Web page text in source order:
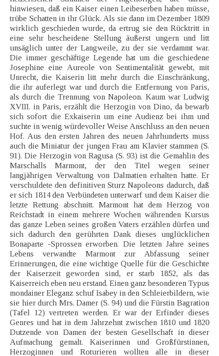
hinwiesen, daß ein Kaiser einen Leibeserben haben müsse,
trübe Schatten in ihr Glück. Als sie dann im Dezember 1809
wirklich geschieden wurde, da ertrug sie den Rücktritt in
eine sehr bescheidene Stellung äußerst ungern und litt
unsäglich unter der Langweile, zu der sie verdammt war.
Die immer geschäftige Legende hat um die geschiedene
Josephine eine Aureole von Sentimentalität gewebt, mit
Unrecht, die Kaiserin litt mehr durch die Einschränkung,
die ihr auferlegt war und durch die Entfernung von Paris,
als durch die Trennung von Napoleon. Kaum war Ludwig
XVIII. in Paris, erzählt die Herzogin von Dino, da bewarb
sich sofort die Exkaiserin um eine Audienz bei ihm und
suchte in wenig würdevoller Weise Anschluss an den neuen
Hof. Aus den ersten Jahren des neuen Jahrhunderts muss
auch die Miniatur der jungen Frau am Klavier stammen (S.
91). Die Herzogin von Ragusa (S. 93) ist die Gemahlin des
Marschalls Marmont, der den Titel wegen seiner
langjährigen Verwaltung von Dalmatien erhalten hatte. Er
verschuldete den definitiven Sturz Napoleons dadurch, daß
er sich 1814 den Verbündeten unterwarf und dem Kaiser die
letzte Rettung abschnitt. Marmont hat dem Herzog von
Reichstadt in einem mehrere Wochen währenden Kursus
das ganze Leben seines großen Vaters erzählen dürfen und
sich dadurch den gerührten Dank dieses unglücklichen
Bonaparte -Sprossen erworben. Die letzten Jahre seines
Lebens verwandte Marmont zur Abfassung seiner
Erinnerungen, die eine wichtige Quelle für die Geschichte
der Kaiserzeit geworden sind, er starb 1852, als das
Kaiserreich eben neu erstand. Einen ganz besonderen Typus
mondainer Eleganz schuf Isabey in den Schleierbildern, wie
sie hier durch Mrs. Damer (S. 94) und die Fürstin Bagration
(Tafel 12) vertreten werden. Er war der Erfinder dieses
Genres und hat in dem Jahrzehnt zwischen 1810 und 1820
Dutzende von Damen der besten Gesellschaft in dieser
Aufmachung gemalt. Kaiserinnen und Großfürstinnen,
Herzoginnen und Roturieren wollten alle in dieser